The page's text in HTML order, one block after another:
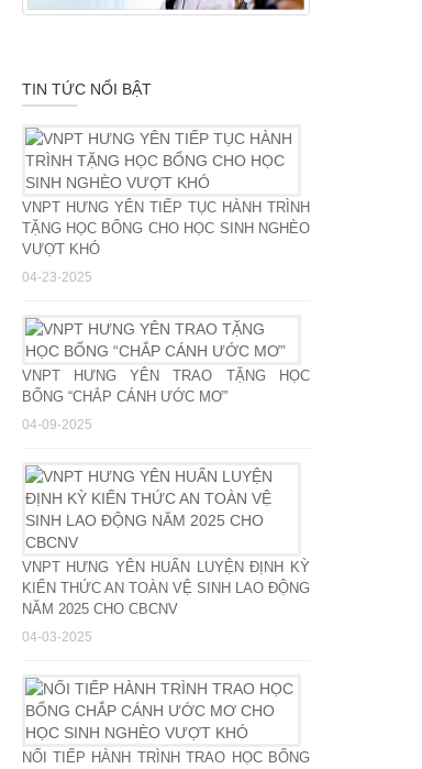
TIN TỨC NỔI BẬT
VNPT HƯNG YÊN TIẾP TỤC HÀNH TRÌNH
TẶNG HỌC BỔNG CHO HỌC SINH NGHÈO
VƯỢT KHÓ
04-23-2025
VNPT HƯNG YÊN TRAO TẶNG HỌC
BỔNG “CHẮP CÁNH ƯỚC MƠ”
04-09-2025
VNPT HƯNG YÊN HUẤN LUYỆN ĐỊNH KỲ
KIẾN THỨC AN TOÀN VỆ SINH LAO ĐỘNG
NĂM 2025 CHO CBCNV
04-03-2025
NỐI TIẾP HÀNH TRÌNH TRAO HỌC BỔNG